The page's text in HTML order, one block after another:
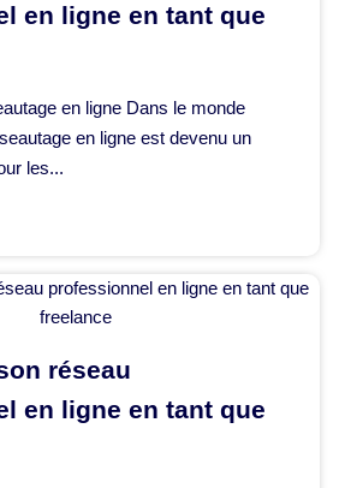
en ligne en tant que
en ligne Dans le monde
en ligne est devenu un
les...
réseau
en ligne en tant que